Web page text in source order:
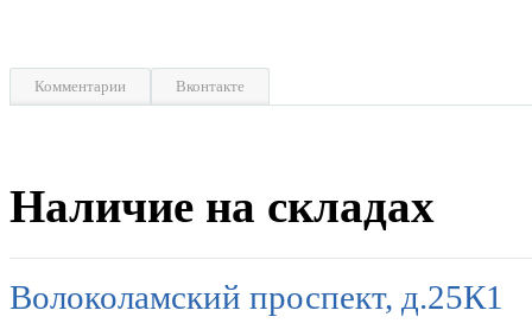
Комментарии Вконтакте
Наличие на складах
Волоколамский проспект, д.25К1